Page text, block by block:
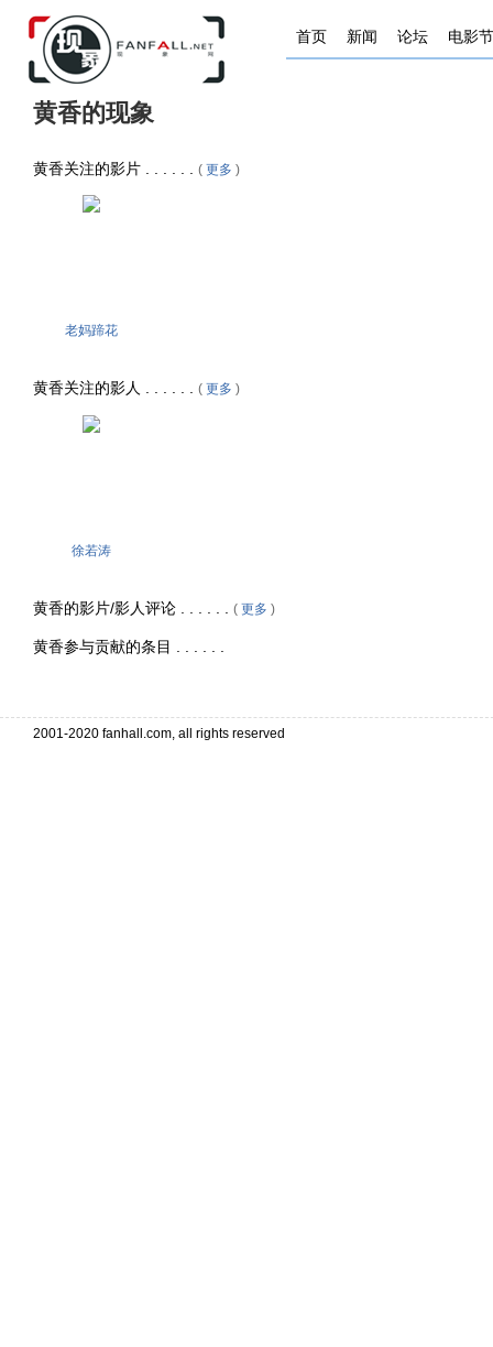
首页 新闻 论坛 电影节
黄香的现象
黄香关注的影片 . . . . . . ( 更多 )
老妈蹄花
黄香关注的影人 . . . . . . ( 更多 )
徐若涛
黄香的影片/影人评论 . . . . . . ( 更多 )
黄香参与贡献的条目 . . . . . .
2001-2020 fanhall.com, all rights reserved